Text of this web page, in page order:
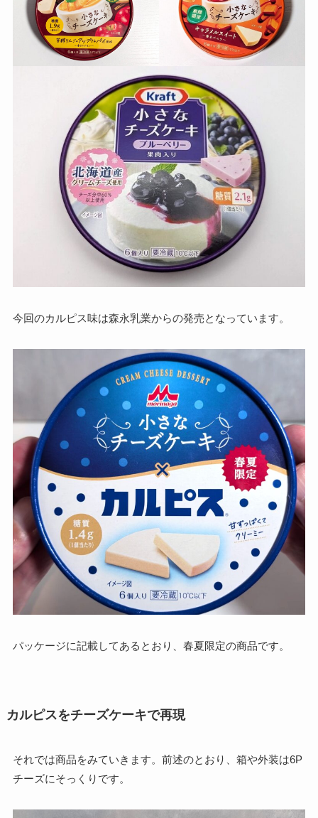
今回のカルピス味は森永乳業からの発売となっています。
パッケージに記載してあるとおり、春夏限定の商品です。
カルピスをチーズケーキで再現
それでは商品をみていきます。前述のとおり、箱や外装は6P
チーズにそっくりです。